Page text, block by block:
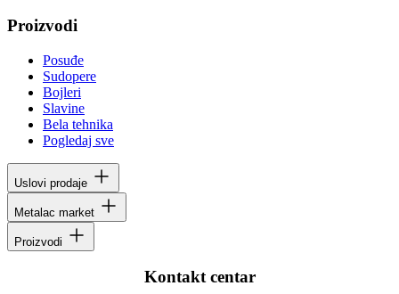
Proizvodi
Posuđe
Sudopere
Bojleri
Slavine
Bela tehnika
Pogledaj sve
Uslovi prodaje
Metalac market
Proizvodi
Kontakt centar